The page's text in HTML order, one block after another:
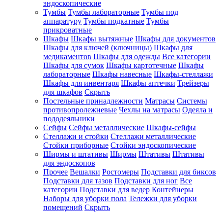
эндоскопические
Тумбы Тумбы лабораторные Тумбы под
аппаратуру Тумбы подкатные Тумбы
прикроватные
Шкафы Шкафы вытяжные Шкафы для документов
Шкафы для ключей (ключницы) Шкафы для
медикаментов Шкафы для одежды Все категории
Шкафы для сумок Шкафы картотечные Шкафы
лабораторные Шкафы навесные Шкафы-стеллажи
Шкафы для инвентаря Шкафы аптечки Трейзеры
для шкафов Скрыть
Постельные принадлежности Матрасы Системы
противопролежневые Чехлы на матрасы Одеяла и
пододеяльники
Сейфы Сейфы металлические Шкафы-сейфы
Стеллажи и стойки Стеллажи металлические
Стойки приборные Стойки эндоскопические
Ширмы и штативы Ширмы Штативы Штативы
для эндоскопов
Прочее Вешалки Ростомеры Подставки для биксов
Подставки для тазов Подставки для ног Все
категории Подставки для ведер Контейнеры
Наборы для уборки пола Тележки для уборки
помещений Скрыть